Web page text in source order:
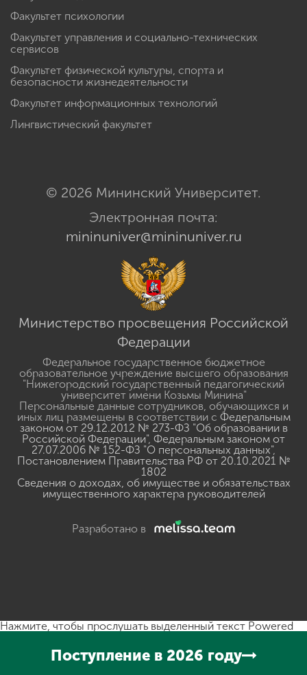
Факультет психологии
Факультет управления и социально-технических
сервисов
Факультет физической культуры, спорта и
безопасности жизнедеятельности
Факультет информационных технологий
Лингвистический факультет
© 2026 Мининский Университет.
Электронная почта:
mininuniver@mininuniver.ru
Министерство просвещения Российской
Федерации
Федеральное государственное бюджетное
образовательное учреждение высшего образования
"Нижегородский государственный педагогический
университет имени Козьмы Минина"
Персональные данные сотрудников, обучающихся и
иных лиц размещены в соответствии с Федеральным
законом от 29.12.2012 № 273-ФЗ "Об образовании в
Российской Федерации", Федеральным законом от
27.07.2006 № 152-ФЗ "О персональных данных",
Постановлением Правительства РФ от 20.10.2021 №
1802
Сведения о доходах, об имуществе и обязательствах
имущественного характера руководителей
Разработано в
Поступление в 2026 году
Нажмите, чтобы прослушать выделенный текст Powered